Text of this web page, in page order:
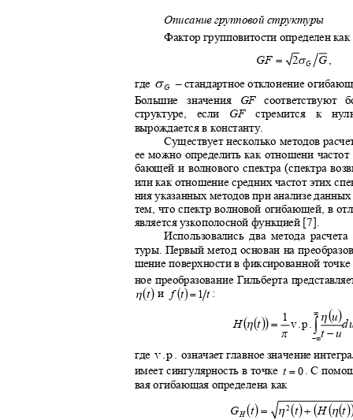
Описание групповой структуры
Фактор групповитости определен
GF =2σG G
где σG–стандартное отклонение
Большие значения GF
структуре, если GFстремится к
вырождается в константу.
Существует несколько методов
ее можно определить как отношени
бающей и волнового спектра (спектра
или как отношение средних частот этих
ния указанных методов при анализе
тем, что спектр волновой огибающей, в
является узкополосной функцией [7].
Использовались два метода
туры. Первый метод основан на
шение поверхности в фиксированной
ное преобразование Гильберта
и
:
η(t) f (t)=1t
1 ∞η
−∞t−u
(u)
H(η(t))= v.p.∫
π
гдеv.p. означает главное значение
имеет сингулярность в точке
. С
t=0
вая огибающая определена как
GH(t)=η2
(t)+ (H(η(t